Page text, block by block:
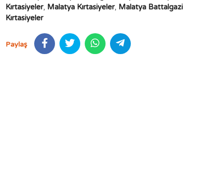
Kırtasiyeler, Malatya Kırtasiyeler, Malatya Battalgazi
Kırtasiyeler
Paylaş